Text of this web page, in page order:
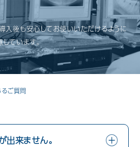
入後も安心してお使いいただけるように
ています。
るご質問
出来ません。